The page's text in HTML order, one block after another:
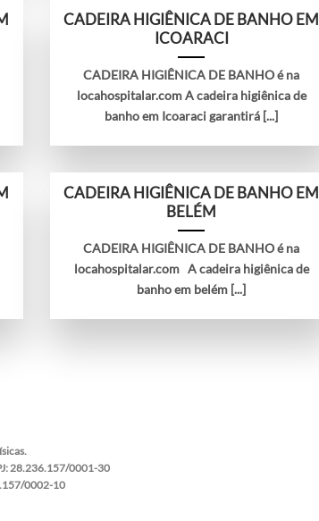
CADEIRA HIGIÊNICA DE BANHO EM
ICOARACI
CADEIRA HIGIÊNICA DE BANHO é na
locahospitalar.com A cadeira higiênica de
banho em Icoaraci garantirá [...]
CADEIRA HIGIÊNICA DE BANHO EM
BELÉM
CADEIRA HIGIÊNICA DE BANHO é na
locahospitalar.com A cadeira higiênica de
banho em belém [...]
28.236.157/0001-30
0002-10